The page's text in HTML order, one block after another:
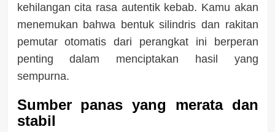
kehilangan cita rasa autentik kebab. Kamu akan
menemukan bahwa bentuk silindris dan rakitan
pemutar otomatis dari perangkat ini berperan
penting dalam menciptakan hasil yang
sempurna.
Sumber panas yang merata dan
stabil